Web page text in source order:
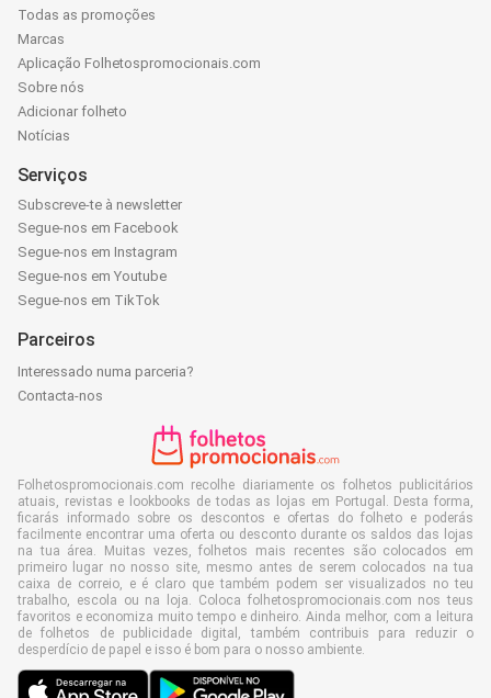
Todas as promoções
Marcas
Aplicação Folhetospromocionais.com
Sobre nós
Adicionar folheto
Notícias
Serviços
Subscreve-te à newsletter
Segue-nos em Facebook
Segue-nos em Instagram
Segue-nos em Youtube
Segue-nos em TikTok
Parceiros
Interessado numa parceria?
Contacta-nos
Folhetospromocionais.com recolhe diariamente os folhetos publicitários
atuais, revistas e lookbooks de todas as lojas em Portugal. Desta forma,
ficarás informado sobre os descontos e ofertas do folheto e poderás
facilmente encontrar uma oferta ou desconto durante os saldos das lojas
na tua área. Muitas vezes, folhetos mais recentes são colocados em
primeiro lugar no nosso site, mesmo antes de serem colocados na tua
caixa de correio, e é claro que também podem ser visualizados no teu
trabalho, escola ou na loja. Coloca folhetospromocionais.com nos teus
favoritos e economiza muito tempo e dinheiro. Ainda melhor, com a leitura
de folhetos de publicidade digital, também contribuis para reduzir o
desperdício de papel e isso é bom para o nosso ambiente.